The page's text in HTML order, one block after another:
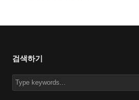
검색하기